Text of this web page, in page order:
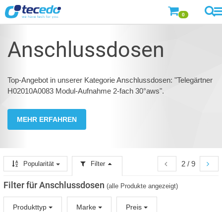
0
Anschlussdosen
Top-Angebot in unserer Kategorie Anschlussdosen: "Telegärtner
H02010A0083 Modul-Aufnahme 2-fach 30°aws".
MEHR ERFAHREN
2 / 9
Popularität Filter
Filter für Anschlussdosen (alle Produkte angezeigt)
Produkttyp Marke Preis